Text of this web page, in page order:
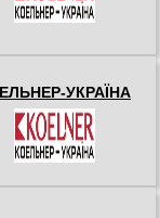
УКРАЇНА